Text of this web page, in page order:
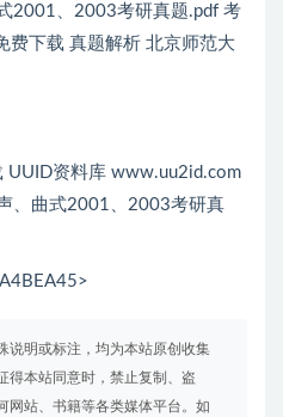
2001、2003考研真题.pdf 考
费下载 真题解析 北京师范大
UUID资料库 www.uu2id.com
、曲式2001、2003考研真
说明或标注，均为本站原创收集
得本站同意时，禁止复制、盗
网站、书籍等各类媒体平台。如